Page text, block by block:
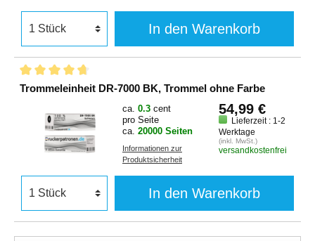
In den Warenkorb
Trommeleinheit DR-7000 BK, Trommel ohne Farbe
ca. 0.3 cent
pro Seite
ca. 20000 Seiten
Informationen zur
Produktsicherheit
54,99 €
Lieferzeit : 1-2
Werktage
(inkl. MwSt.)
versandkostenfrei
In den Warenkorb